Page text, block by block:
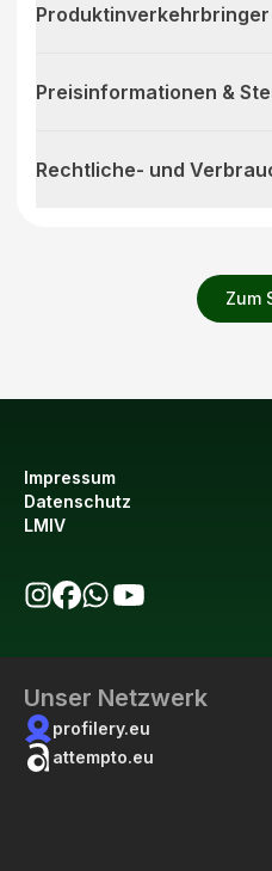
Zum
Produktinverkehrbringer
Preisinformationen &
Rechtliche- und
Impressum
Datenschutz
LMIV
Unser Netzwerk
profilery.eu
attempto.eu